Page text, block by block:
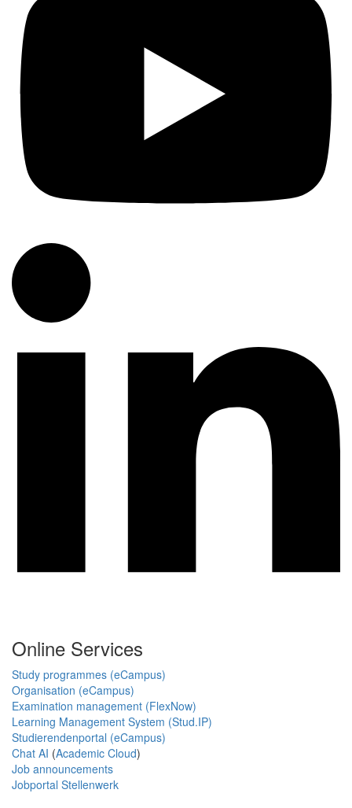
Online Services
Study programmes (eCampus)
Organisation (eCampus)
Examination management (FlexNow)
Learning Management System (Stud.IP)
Studierendenportal (eCampus)
Chat AI (Academic Cloud)
Job announcements
Jobportal Stellenwerk